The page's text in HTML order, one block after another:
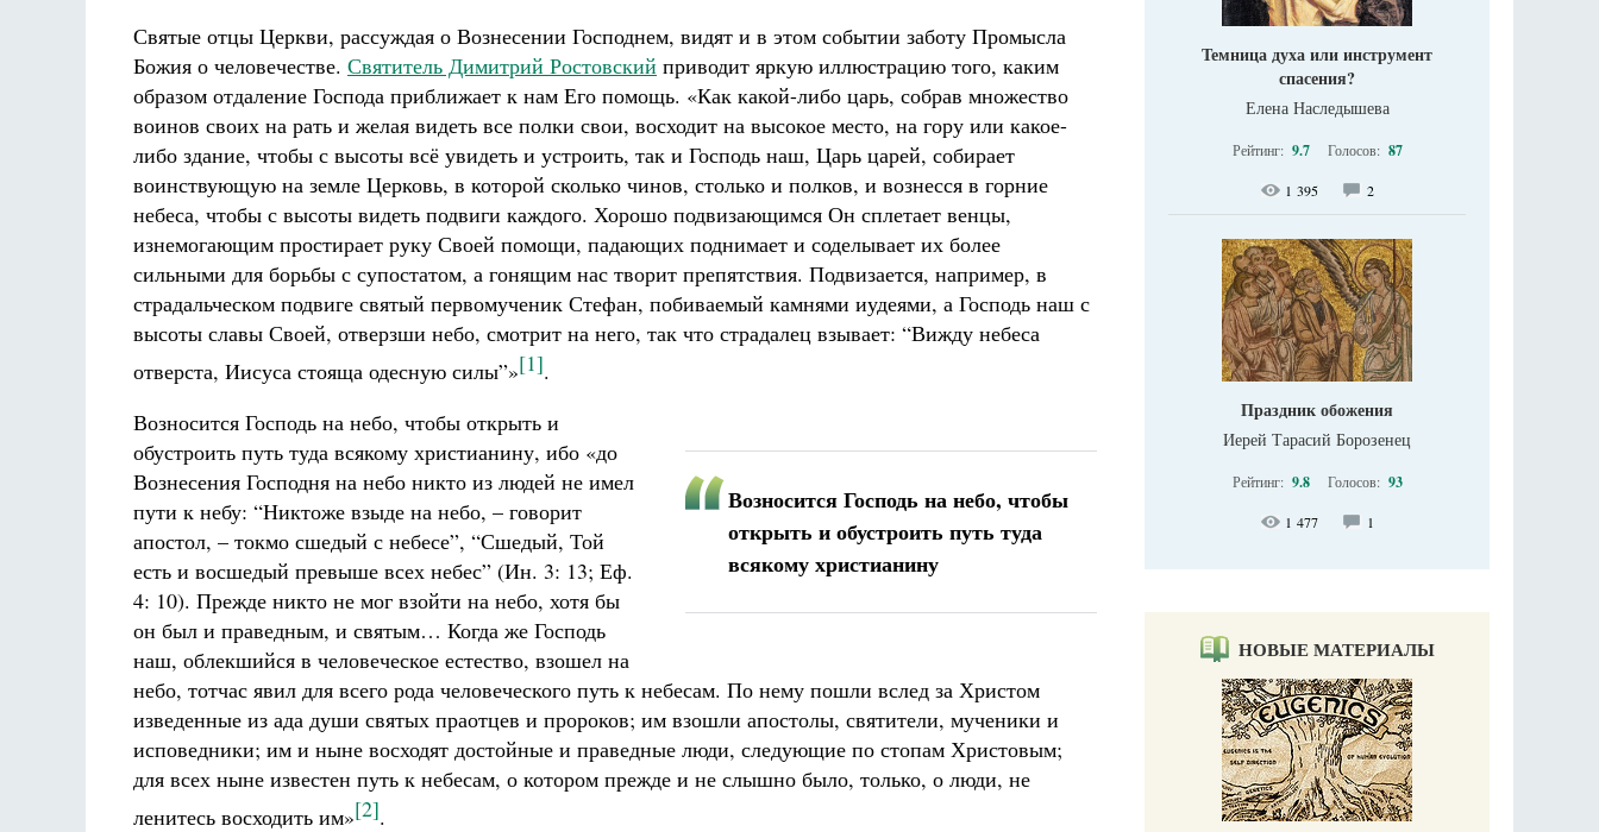
Святые отцы Церкви, рассуждая о Вознесении Господнем, видят и в этом событии заботу Промысла
Божия о человечестве. Святитель Димитрий Ростовский приводит яркую иллюстрацию того, каким
образом отдаление Господа приближает к нам Его помощь. «Как какой-либо царь, собрав множество
воинов своих на рать и желая видеть все полки свои, восходит на высокое место, на гору или какое-
либо здание, чтобы с высоты всё увидеть и устроить, так и Господь наш, Царь царей, собирает
воинствующую на земле Церковь, в которой сколько чинов, столько и полков, и вознесся в горние
небеса, чтобы с высоты видеть подвиги каждого. Хорошо подвизающимся Он сплетает венцы,
изнемогающим простирает руку Своей помощи, падающих поднимает и соделывает их более
сильными для борьбы с супостатом, а гонящим нас творит препятствия. Подвизается, например, в
страдальческом подвиге святый первомученик Стефан, побиваемый камнями иудеями, а Господь наш с
высоты славы Своей, отверзши небо, смотрит на него, так что страдалец взывает: “Вижду небеса
отверста, Иисуса стояща одесную силы”»[1].
Возносится Господь на небо, чтобы
открыть и обустроить путь туда
всякому христианину
Возносится Господь на небо, чтобы открыть и
обустроить путь туда всякому христианину, ибо «до
Вознесения Господня на небо никто из людей не имел
пути к небу: “Никтоже взыде на небо, – говорит
апостол, – токмо сшедый с небесе”, “Сшедый, Той
есть и восшедый превыше всех небес” (Ин. 3: 13; Еф.
4: 10). Прежде никто не мог взойти на небо, хотя бы
он был и праведным, и святым… Когда же Господь
наш, облекшийся в человеческое естество, взошел на
небо, тотчас явил для всего рода человеческого путь к небесам. По нему пошли вслед за Христом
изведенные из ада души святых праотцев и пророков; им взошли апостолы, святители, мученики и
исповедники; им и ныне восходят достойные и праведные люди, следующие по стопам Христовым;
для всех ныне известен путь к небесам, о котором прежде и не слышно было, только, о люди, не
ленитесь восходить им»[2].
Темница духа или инструмент
спасения?
Елена Наследышева
Рейтинг: 9.7 Голосов: 87
1 395 2
Праздник обожения
Иерей Тарасий Борозенец
Рейтинг: 9.8 Голосов: 93
1 477 1
НОВЫЕ МАТЕРИАЛЫ